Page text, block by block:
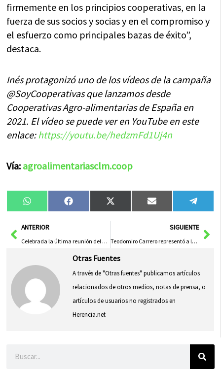
firmemente en los principios cooperativas, en la
fuerza de sus socios y socias y en el compromiso y
el esfuerzo como principales bazas de éxito”,
destaca.
Inés protagonizó uno de los vídeos de la campaña
@SoyCooperativas que lanzamos desde
Cooperativas Agro-alimentarias de España en
2021. El vídeo se puede ver en YouTube en este
enlace: https://youtu.be/hedzmFd1Uj4n
Vía: agroalimentariasclm.coop
Compartir
en
WhatsAppCompartir
en
FacebookCompartir
en
X
(Twitter)
Compartir
en
Email
en
AntANTERIOR
Celebrada la última reunión del Consejo Escolar Municipal de Herencia
SIGUIENTE
Teodomiro Carrero representó a las CUAS en el XV Congreso Nacional de Comunidades de Regantes
Otras Fuentes
A través de "Otras fuentes" publicamos artículos
relacionados de otros medios, notas de prensa, o
artículos de usuarios no registrados en
Herencia.net